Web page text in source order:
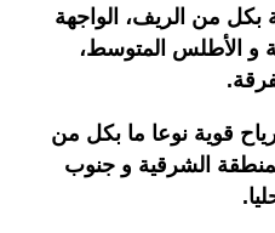
بكل من الريف، الواجهة
و الأطلس المتوسط،
قوية نوعا ما بكل من
الشرقية و جنوب